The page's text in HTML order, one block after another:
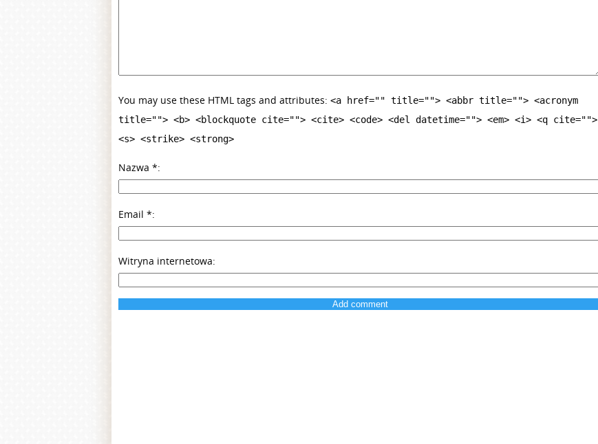
You may use these HTML tags and attributes: <a href="" title=""> <abbr title=""> <acronym
title=""> <b> <blockquote cite=""> <cite> <code> <del datetime=""> <em> <i> <q cite="">
<s> <strike> <strong>
Nazwa *
Email *
Witryna internetowa